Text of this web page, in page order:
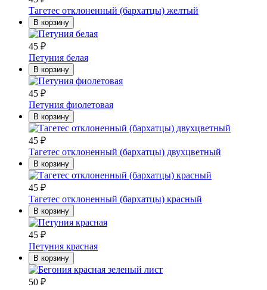
Тагетес отклоненный (бархатцы) желтый
В корзину
45 ₽
Петуния белая
В корзину
45 ₽
Петуния фиолетовая
В корзину
45 ₽
Тагетес отклоненный (бархатцы) двухцветный
В корзину
45 ₽
Тагетес отклоненный (бархатцы) красный
В корзину
45 ₽
Петуния красная
В корзину
50 ₽